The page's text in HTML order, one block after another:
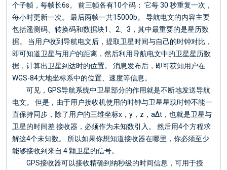
个子帧，每帧长6s。 前三帧各有10个码； 它每 30 秒重复一次，
每小时更新一次。 最后两帧一共15000b。 导航电文的内容主要
包括遥测码、转换码和数据块1、2、3，其中最重要的是星历数
据。 当用户收到导航电文后，提取卫星时间与自己的时钟对比，
即可知道卫星与用户的距离，然后利用导航电文中的卫星星历数
据，计算出卫星到达时的位置。 消息发布后，即可获知用户在
WGS-84大地坐标系中的位置、速度等信息。
可见，GPS导航系统中卫星部分的作用就是不断地发送导航
电文。 但是，由于用户接收机使用的时钟与卫星星载时钟不能一
直保持同步，除了用户的三维坐标x，y，z，aΔt，也就是卫星与
卫星的时间差 接收器，必须作为未知数引入。 然后用4个方程求
解这4个未知数。 所以如果你想知道接收器在哪里，你必须至少
能够接收到来自 4 颗卫星的信号。
GPS接收器可以接收精确到纳秒级的时间信息，可用于授